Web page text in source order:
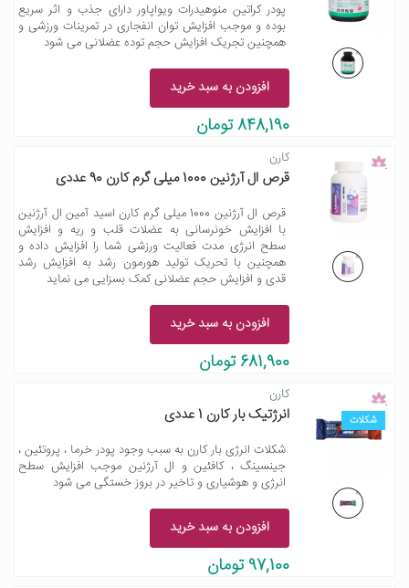
پودر کراتین منوهیدرات ویواپاور دارای جذب و اثر سریع
بوده و موجب افزایش توان انفجاری در تمرینات ورزشی و
همچنین تجریک افزایش حجم توده عضلانی می شود
افزودن به سبد خرید
848,190 تومان
کارن
قرص ال آرژنین 1000 میلی گرم کارن 90 عددی
قرص ال آرژنین 1000 میلی گرم کارن اسید آمین ال آرژنین
با افزایش خونرسانی به عضلات قلب و ریه و افزایش
سطح انرژی مدت فعالیت ورزشی شما را افزایش داده و
همچنین با تحریک تولید هورمون رشد به افزایش رشد
قدی و افزایش حجم عضلانی کمک بسزایی می نماید
افزودن به سبد خرید
681,900 تومان
شکلات
کارن
انرژتیک بار کارن 1 عددی
شکلات انرژی بار کارن به سبب وجود پودر خرما ، پروتئین ،
جینسینگ ، کافئین و ال آرژنین موجب افزایش سطح
انرژی و هوشیاری و تاخیر در بروز خستگی می شود
افزودن به سبد خرید
97,100 تومان